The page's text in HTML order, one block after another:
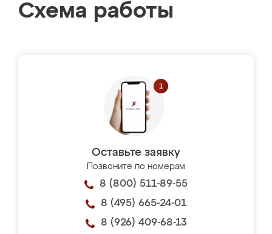
Схема работы
Оставьте заявку
Позвоните по номерам
8 (800) 511-89-55
8 (495) 665-24-01
8 (926) 409-68-13